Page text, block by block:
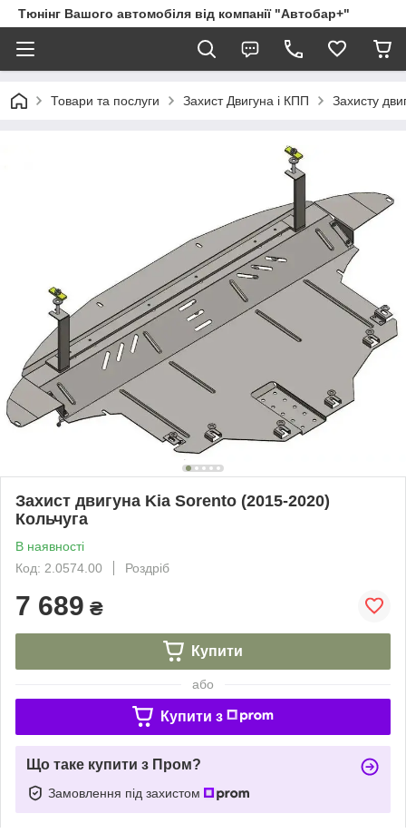
Тюнінг Вашого автомобіля від компанії "Автобар+"
Товари та послуги Захист Двигуна і КПП Захисту
Захист двигуна Kia Sorento (2015-2020)
Кольчуга
В наявності
Код: 2.0574.00
Роздріб
7 689 ₴
Купити
або
Купити з
Що таке купити з Пром?
Замовлення під захистом